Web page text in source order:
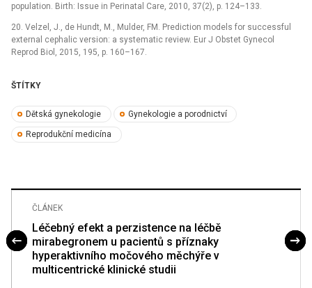
population. Birth: Issue in Perinatal Care, 2010, 37(2), p. 124–133.
20. Velzel, J., de Hundt, M., Mulder, FM. Prediction models for successful
external cephalic version: a systematic review. Eur J Obstet Gynecol
Reprod Biol, 2015, 195, p. 160–167.
ŠTÍTKY
Dětská gynekologie Gynekologie a porodnictví
Reprodukční medicína
ČLÁNEK
Léčebný efekt a perzistence na léčbě
mirabegronem u pacientů s příznaky
hyperaktivního močového měchýře v
multicentrické klinické studii